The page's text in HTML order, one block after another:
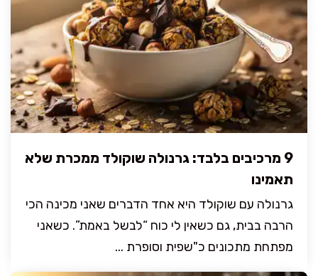
9 מרכיבים בלבד: גרנולה שוקולד ממכרת שלא
תאמינו
גרנולה עם שוקולד היא אחד הדברים שאני מכינה הכי
הרבה בבית, גם כשאין לי כוח “לבשל באמת”. כשאני
מפתחת מתכונים כ"שפית וסופרת ...